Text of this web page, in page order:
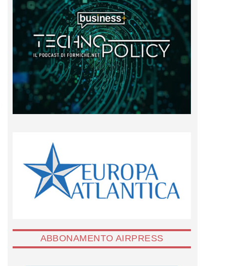
ABBONAMENTO AIRPRESS